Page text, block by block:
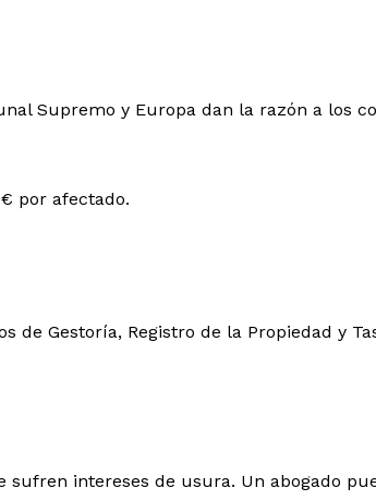
Supremo y Europa dan la razón a los
por afectado.
Gestoría, Registro de la Propiedad y
intereses de usura. Un abogado